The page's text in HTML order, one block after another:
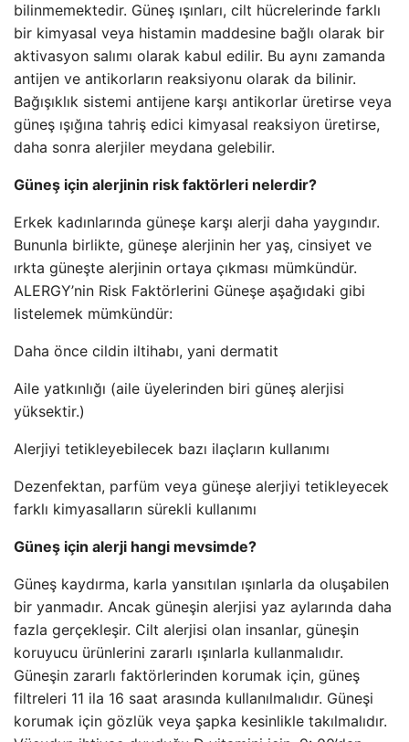
bilinmemektedir. Güneş ışınları, cilt hücrelerinde farklı
bir kimyasal veya histamin maddesine bağlı olarak bir
aktivasyon salımı olarak kabul edilir. Bu aynı zamanda
antijen ve antikorların reaksiyonu olarak da bilinir.
Bağışıklık sistemi antijene karşı antikorlar üretirse veya
güneş ışığına tahriş edici kimyasal reaksiyon üretirse,
daha sonra alerjiler meydana gelebilir.
Güneş için alerjinin risk faktörleri nelerdir?
Erkek kadınlarında güneşe karşı alerji daha yaygındır.
Bununla birlikte, güneşe alerjinin her yaş, cinsiyet ve
ırkta güneşte alerjinin ortaya çıkması mümkündür.
ALERGY’nin Risk Faktörlerini Güneşe aşağıdaki gibi
listelemek mümkündür:
Daha önce cildin iltihabı, yani dermatit
Aile yatkınlığı (aile üyelerinden biri güneş alerjisi
yüksektir.)
Alerjiyi tetikleyebilecek bazı ilaçların kullanımı
Dezenfektan, parfüm veya güneşe alerjiyi tetikleyecek
farklı kimyasalların sürekli kullanımı
Güneş için alerji hangi mevsimde?
Güneş kaydırma, karla yansıtılan ışınlarla da oluşabilen
bir yanmadır. Ancak güneşin alerjisi yaz aylarında daha
fazla gerçekleşir. Cilt alerjisi olan insanlar, güneşin
koruyucu ürünlerini zararlı ışınlarla kullanmalıdır.
Güneşin zararlı faktörlerinden korumak için, güneş
filtreleri 11 ila 16 saat arasında kullanılmalıdır. Güneşi
korumak için gözlük veya şapka kesinlikle takılmalıdır.